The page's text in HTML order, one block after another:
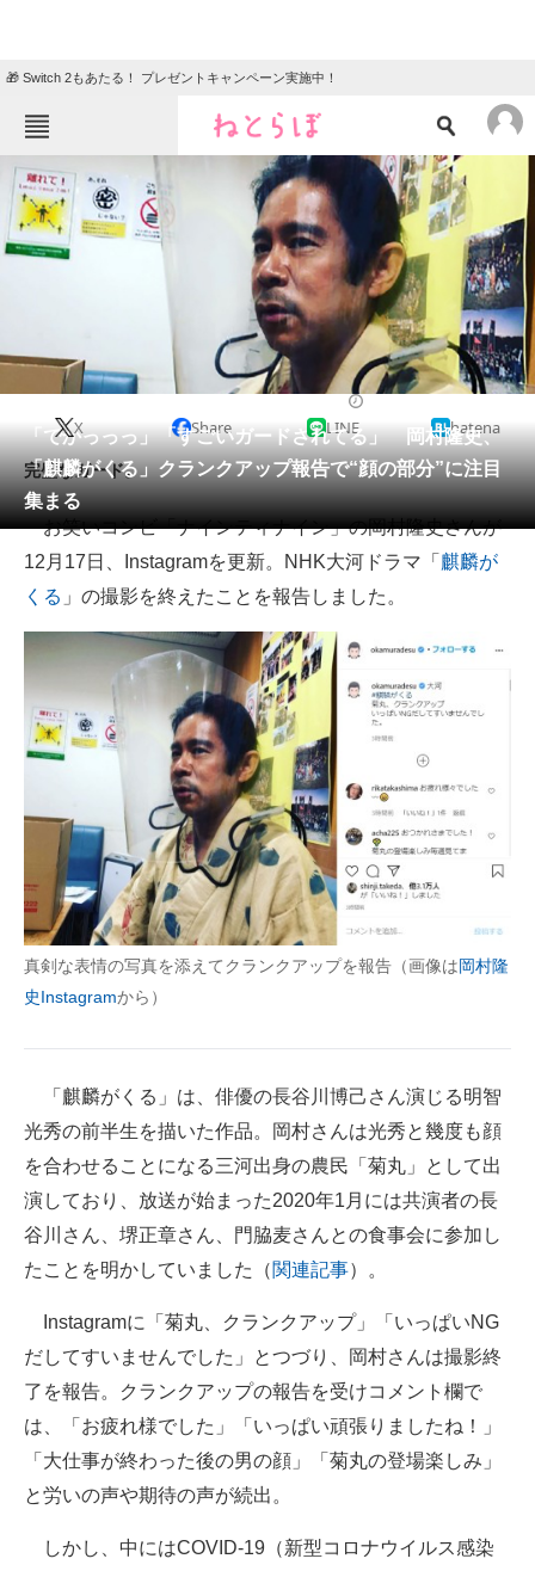
🎁 Switch 2もあたる！ プレゼントキャンペーン実施中！
ねとらぼメニュー
TOP ニュース
エンタメ クイズ
地域
教育・育児
リサーチ
会員記事
メディア
注目記事を集めた総合ページ
ITの今と未来を見通す
スマホと通信の最新トレンド
進化するPCとデバイスの未来
好きが集まる 比べて選べる
ビジネスと働き方のヒント
AI活用のいまが分かる
企業ITのトレンドを詳説
経営リーダーのコミュニティ
マーケ×ITの今がよく分かる
ITエンジニア向け専門サイト
企業向けIT製品の総合サイト
製造業のIT導入・活用を支援
電子設計の基本と応用
エネルギーの専門メディア
建設×テクノロジーの最前線
ちょっと気になるネットの話題
「でかっっっ」「すごいガードされてる」 岡村隆史、
「麒麟がくる」クランクアップ報告で“顔の部分”に注目
集まる
X Share LINE hatena
完璧なガード。
お笑いコンビ「ナインティナイン」の岡村隆史さんが
12月17日、Instagramを更新。NHK大河ドラマ「 麒麟が
くる 」の撮影を終えたことを報告しました。
真剣な表情の写真を添えてクランクアップを報告（画像は岡村隆
史Instagramから）
「麒麟がくる」は、俳優の長谷川博己さん演じる明智
光秀の前半生を描いた作品。岡村さんは光秀と幾度も顔
を合わせることになる三河出身の農民「菊丸」として出
演しており、放送が始まった2020年1月には共演者の長
谷川さん、堺正章さん、門脇麦さんとの食事会に参加し
たことを明かしていました（関連記事）。
Instagramに「菊丸、クランクアップ」「いっぱいNG
だしてすいませんでした」とつづり、岡村さんは撮影終
了を報告。クランクアップの報告を受けコメント欄で
は、「お疲れ様でした」「いっぱい頑張りましたね！」
「大仕事が終わった後の男の顔」「菊丸の登場楽しみ」
と労いの声や期待の声が続出。
しかし、中にはCOVID-19（新型コロナウイルス感染